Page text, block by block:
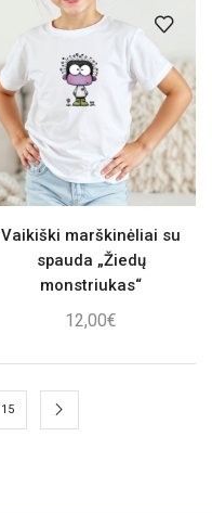
Vaikiški marškinėliai su
spauda „Žiedų
monstriukas“
12,00€
15